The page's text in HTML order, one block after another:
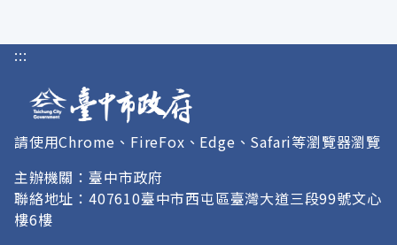
:::
請使用Chrome、FireFox、Edge、Safari等瀏覽器瀏覽
主辦機關：臺中市政府
聯絡地址：407610臺中市西屯區臺灣大道三段99號文心
樓6樓